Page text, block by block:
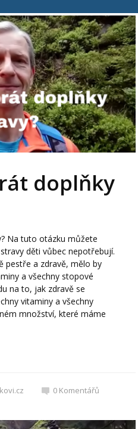
doplňky
Na tuto otázku můžete
děti vůbec nepotřebují.
pestře a zdravě, mělo by
a všechny stopové
na to, jak zdravě se
vitaminy a všechny
množství, které máme
0 Komentářů